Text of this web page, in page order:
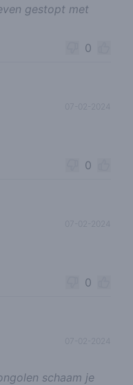
gestopt met
0
0
0
schaam je